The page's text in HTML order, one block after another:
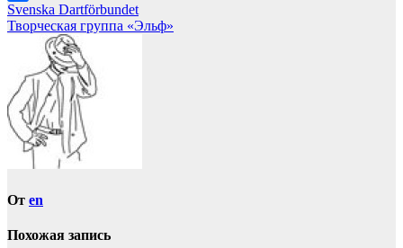
Отправить
Навигация
по
записям
Svenska Dartförbundet
Творческая группа «Эльф»
От en
Похожая запись